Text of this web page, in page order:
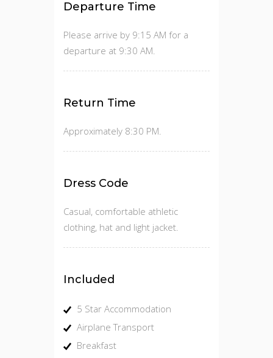
Departure Time
Please arrive by 9:15 AM for a
departure at 9:30 AM.
Return Time
Approximately 8:30 PM.
Dress Code
Casual, comfortable athletic
clothing, hat and light jacket.
Included
5 Star Accommodation
Airplane Transport
Breakfast